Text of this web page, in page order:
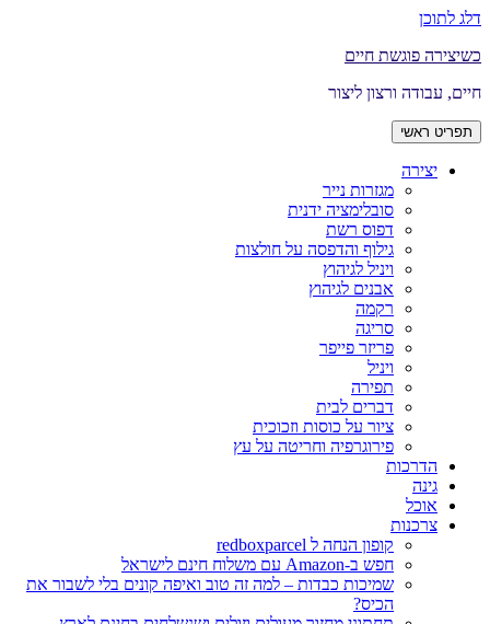
דלג לתוכן
כשיצירה פוגשת חיים
חיים, עבודה ורצון ליצור
תפריט ראשי
יצירה
מגזרות נייר
סובלימציה ידנית
דפוס רשת
גילוף והדפסה על חולצות
ויניל לגיהוץ
אבנים לגיהוץ
רקמה
סריגה
פריזר פייפר
ויניל
תפירה
דברים לבית
ציור על כוסות וזכוכית
פירוגרפיה וחריטה על עץ
הדרכות
גינה
אוכל
צרכנות
קופון הנחה ל redboxparcel
חפש ב-Amazon עם משלוח חינם לישראל
שמיכות כבדות – למה זה טוב ואיפה קונים בלי לשבור את
הכיס?